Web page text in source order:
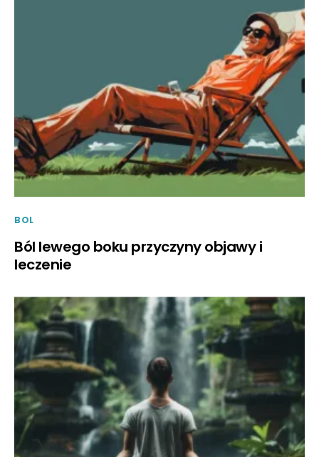
BOL
Ból lewego boku przyczyny objawy i
leczenie